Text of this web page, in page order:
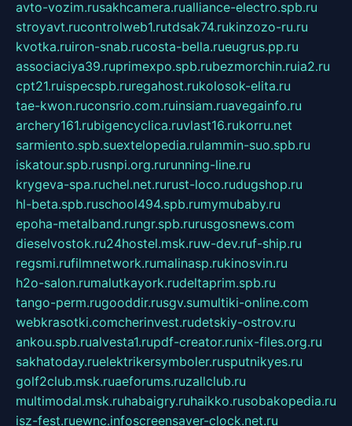
avto-vozim.rusakhcamera.rualliance-electro.spb.ru
stroyavt.rucontrolweb1.rutdsak74.rukinzozo-ru.ru
kvotka.ruiron-snab.rucosta-bella.rueugrus.pp.ru
associaciya39.ruprimexpo.spb.rubezmorchin.ruia2.ru
cpt21.ruispecspb.ruregahost.rukolosok-elita.ru
tae-kwon.ruconsrio.com.ruinsiam.ruavegainfo.ru
archery161.rubigencyclica.ruvlast16.rukorru.net
sarmiento.spb.suextelopedia.rulammin-suo.spb.ru
iskatour.spb.rusnpi.org.rurunning-line.ru
krygeva-spa.ruchel.net.rurust-loco.rudugshop.ru
hl-beta.spb.ruschool494.spb.rumymubaby.ru
epoha-metalband.rungr.spb.rurusgosnews.com
dieselvostok.ru24hostel.msk.ruw-dev.ruf-ship.ru
regsmi.rufilmnetwork.rumalinasp.rukinosvin.ru
h2o-salon.rumalutkayork.rudeltaprim.spb.ru
tango-perm.rugooddir.rusgv.sumultiki-online.com
webkrasotki.comcherinvest.rudetskiy-ostrov.ru
ankou.spb.rualvesta1.rupdf-creator.runix-files.org.ru
sakhatoday.ruelektrikersymboler.rusputnikyes.ru
golf2club.msk.ruaeforums.ruzallclub.ru
multimodal.msk.ruhabaigry.ruhaikko.rusobakopedia.ru
isz-fest.ruewnc.infoscreensaver-clock.net.ru